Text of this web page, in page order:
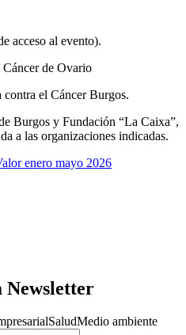
acceso al evento).
de Ovario
el Cáncer Burgos.
Burgos y Fundación “La Caixa”,
a las organizaciones indicadas.
enero mayo 2026
Newsletter
SaludMedio ambiente